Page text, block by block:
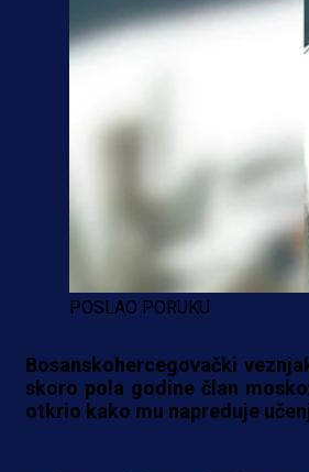
POSLAO PORUKU
Bosanskohercegovački
skoro pola godine član
otkrio kako mu napreduje